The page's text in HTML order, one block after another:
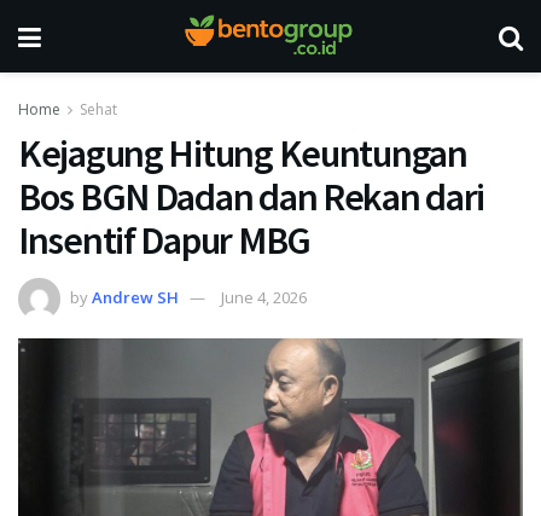
Home Sehat
Kejagung Hitung Keuntungan
Bos BGN Dadan dan Rekan dari
Insentif Dapur MBG
byAndrew SH June 4, 2026